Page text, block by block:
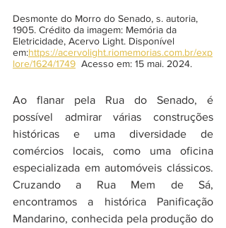
Desmonte do Morro do Senado, s. autoria,
1905. Crédito da imagem: Memória da
Eletricidade, Acervo Light. Disponível
em:https://acervolight.riomemorias.com.br/exp
lore/1624/1749
  Acesso em: 15 mai. 2024.
Ao flanar pela Rua do Senado, é
possível admirar várias construções
históricas e uma diversidade de
comércios locais, como uma oficina
especializada em automóveis clássicos.
Cruzando a Rua Mem de Sá,
encontramos a histórica Panificação
Mandarino, conhecida pela produção do